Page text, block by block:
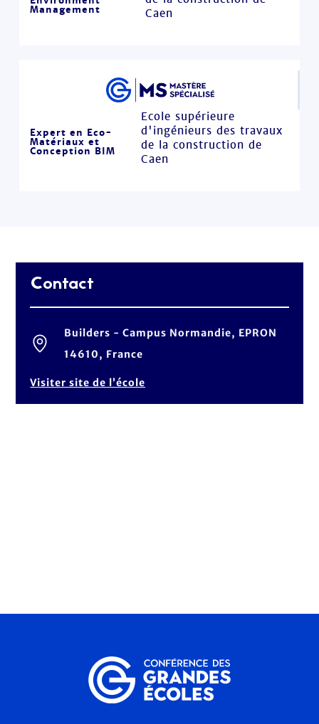
Management
Caen
Expert en Eco-
Matériaux et
Conception BIM
Ecole supérieure
d'ingénieurs des travaux
de la construction de
Caen
Contact
Builders - Campus Normandie, EPRON
14610, France
Visiter site de l’école